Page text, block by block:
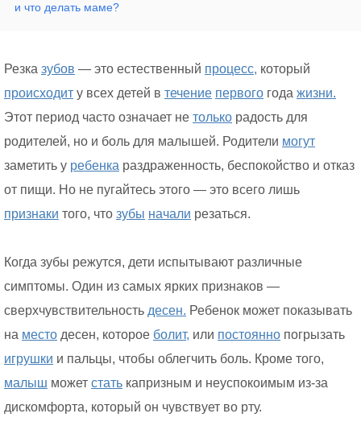
и что делать маме?
Резка зубов — это естественный процесс, который
происходит у всех детей в течение первого года жизни.
Этот период часто означает не только радость для
родителей, но и боль для малышей. Родители могут
заметить у ребенка раздраженность, беспокойство и отказ
от пищи. Но не пугайтесь этого — это всего лишь
признаки того, что зубы начали резаться.
Когда зубы режутся, дети испытывают различные
симптомы. Один из самых ярких признаков —
сверхчувствительность десен. Ребенок может показывать
на место десен, которое болит, или постоянно погрызать
игрушки и пальцы, чтобы облегчить боль. Кроме того,
малыш может стать капризным и неуспокоимым из-за
дискомфорта, который он чувствует во рту.